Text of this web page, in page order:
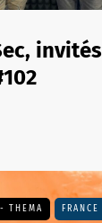
THEMA FRANCE